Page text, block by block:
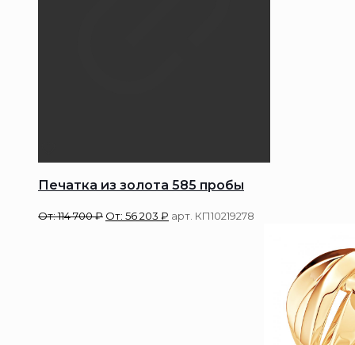
Печатка из золота 585 пробы
От:114 700₽ От: 56 203 ₽ арт. КП10219278